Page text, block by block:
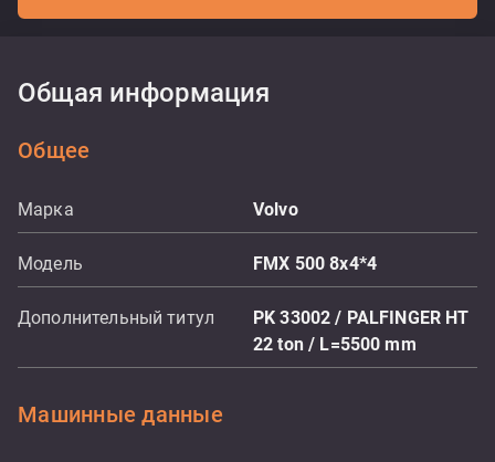
Общая информация
Общее
Марка Volvo
Модель FMX 500 8x4*4
Дополнительный титул
PK 33002 / PALFINGER HT
22 ton / L=5500 mm
Машинные данные